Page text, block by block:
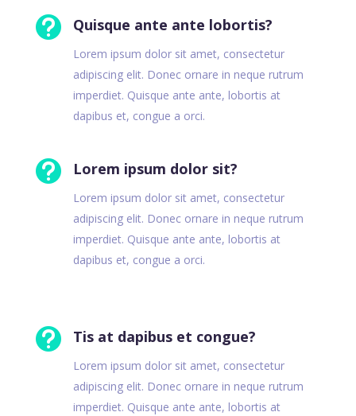
 Quisque ante ante lobortis?
Lorem ipsum dolor sit amet, consectetur
adipiscing elit. Donec ornare in neque rutrum
imperdiet. Quisque ante ante, lobortis at
dapibus et, congue a orci.
 Lorem ipsum dolor sit?
Lorem ipsum dolor sit amet, consectetur
adipiscing elit. Donec ornare in neque rutrum
imperdiet. Quisque ante ante, lobortis at
dapibus et, congue a orci.
 Tis at dapibus et congue?
Lorem ipsum dolor sit amet, consectetur
adipiscing elit. Donec ornare in neque rutrum
imperdiet. Quisque ante ante, lobortis at